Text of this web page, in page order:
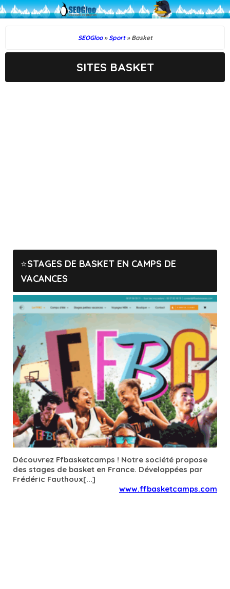
SEOGloo » Sport » Basket
SITES BASKET
STAGES DE BASKET EN CAMPS DE
VACANCES
Découvrez Ffbasketcamps ! Notre société propose
des stages de basket en France. Développées par
Frédéric Fauthoux[...]
www.ffbasketcamps.com